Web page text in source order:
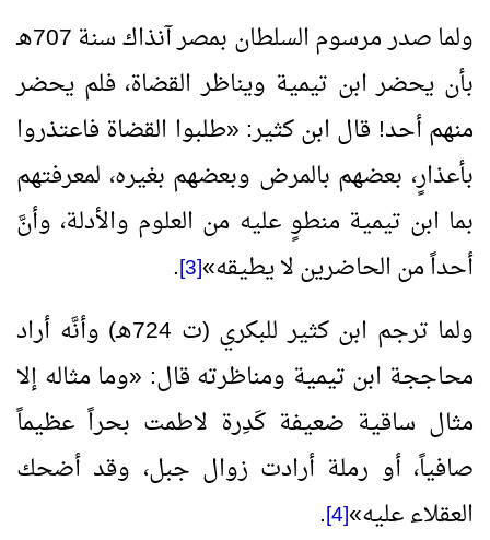
ولما صدر مرسوم السلطان بمصر آنذاك سنة 707هـ
بأن يحضر ابن تيمية ويناظر القضاة، فلم يحضر
منهم أحد! قال ابن كثير: «طلبوا القضاة فاعتذروا
بأعذارٍ، بعضهم بالمرض وبعضهم بغيره، لمعرفتهم
بما ابن تيمية منطوٍ عليه من العلوم والأدلة، وأنَّ
أحداً من الحاضرين لا يطيقه»
[3]
.
ولما ترجم ابن كثير للبكري (ت 724هـ) وأنَّه أراد
محاججة ابن تيمية ومناظرته قال: «وما مثاله إلا
مثال ساقية ضعيفة كَدِرة لاطمت بحراً عظيماً
صافياً، أو رملة أرادت زوال جبل، وقد أضحك
العقلاء عليه»
[4]
.